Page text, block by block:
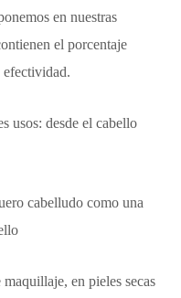
en nuestras
el porcentaje
efectividad.
usos: desde el cabello
cabelludo como una
en pieles secas